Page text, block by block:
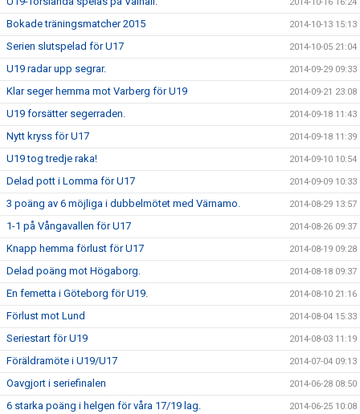
Bokade träningsmatcher 2015 2014-10-13 15:13
Serien slutspelad för U17 2014-10-05 21:04
U19 radar upp segrar. 2014-09-29 09:33
Klar seger hemma mot Varberg för U19 2014-09-21 23:08
U19 forsätter segerraden. 2014-09-18 11:43
Nytt kryss för U17 2014-09-18 11:39
U19 tog tredje raka! 2014-09-10 10:54
Delad pott i Lomma för U17 2014-09-09 10:33
3 poäng av 6 möjliga i dubbelmötet med Värnamo. 2014-08-29 13:57
1-1 på Vångavallen för U17 2014-08-26 09:37
Knapp hemma förlust för U17 2014-08-19 09:28
Delad poäng mot Högaborg. 2014-08-18 09:37
En femetta i Göteborg för U19. 2014-08-10 21:16
Förlust mot Lund 2014-08-04 15:33
Seriestart för U19 2014-08-03 11:19
Föräldramöte i U19/U17 2014-07-04 09:13
Oavgjort i seriefinalen 2014-06-28 08:50
6 starka poäng i helgen för våra 17/19 lag. 2014-06-25 10:08